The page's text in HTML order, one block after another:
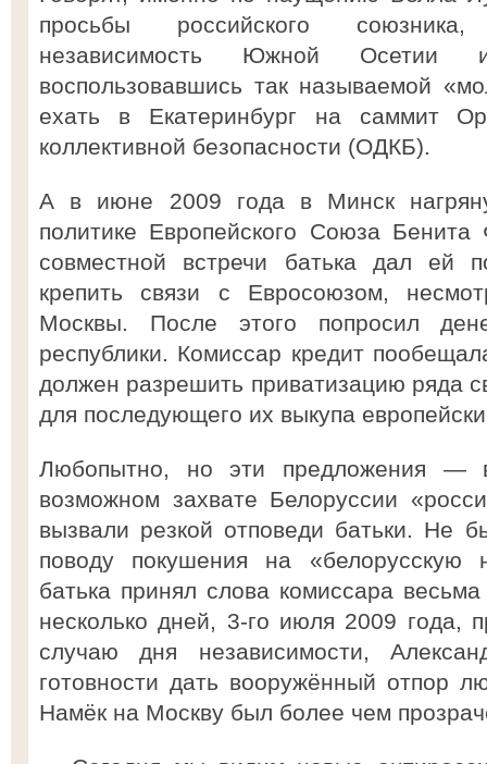
просьбы российского союзника,
независимость Южной
воспользовавшись так называемой
ехать в Екатеринбург на саммит
коллективной безопасности (ОДКБ).
А в июне 2009 года в Минск
политике Европейского Союза
совместной встречи батька дал ей
крепить связи с Евросоюзом,
Москвы. После этого попросил
республики. Комиссар кредит
должен разрешить приватизацию ряда
для последующего их выкупа
Любопытно, но эти предложения —
возможном захвате Белоруссии
вызвали резкой отповеди батьки. Не
поводу покушения на «белорусскую
батька принял слова комиссара
несколько дней, 3-го июля 2009 года,
случаю дня независимости,
готовности дать вооружённый отпор
Намёк на Москву был более чем